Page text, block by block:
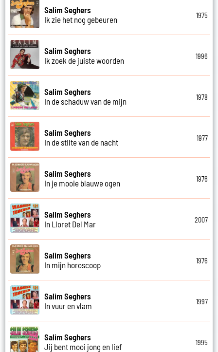
Salim Seghers
Ik zie het nog gebeuren
1975
Salim Seghers
Ik zoek de juiste woorden
1996
Salim Seghers
In de schaduw van de mijn
1978
Salim Seghers
In de stilte van de nacht
1977
Salim Seghers
In je mooie blauwe ogen
1976
Salim Seghers
In Lloret Del Mar
2007
Salim Seghers
In mijn horoscoop
1976
Salim Seghers
In vuur en vlam
1997
Salim Seghers
Jij bent mooi jong en lief
1995